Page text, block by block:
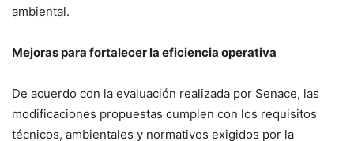
ambiental.
Mejoras para fortalecer la eficiencia operativa
De acuerdo con la evaluación realizada por Senace, las
modificaciones propuestas cumplen con los requisitos
técnicos, ambientales y normativos exigidos por la